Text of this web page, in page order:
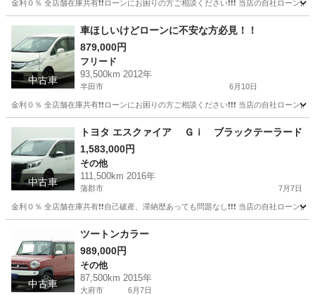
金利０％ 全店舗在庫共有❗️❗️ローンにお困りの方ご相談ください❗️❗️❗️ 当店の自社ロ
愛知 大府市 ハリアー ローン
中古車
車ほしいけどローンに不安な方必見！！
879,000円
フリード
93,500km 2012年
半田市 6月10日
金利０％ 全店舗在庫共有❗️❗️ローンにお困りの方ご相談ください❗️❗️❗️ 当店の自社ロ
愛知 半田市 フリード ローン
中古車
トヨタ エスクァイア Ｇｉ ブラックテーラード
1,583,000円
その他
111,500km 2016年
蒲郡市 7月7日
金利０％ 全店舗在庫共有❗️❗️自己破産、滞納歴あっても問題なし❗️❗️❗️ 当店の自社ロ
その他
中古車
ツートンカラー
989,000円
その他
87,500km 2015年
大府市 6月7日